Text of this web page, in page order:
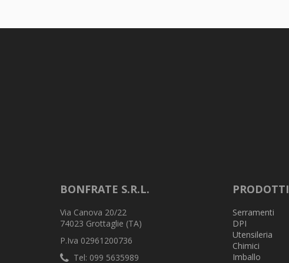
BONFRATE S.R.L.
Via Canova 20/22
74023 Grottaglie (TA)
P.Iva 02961200736
Tel: 099 5635989
PRODOTTI
Serramenti
DPI
Utensileria
Chimici
Imballo